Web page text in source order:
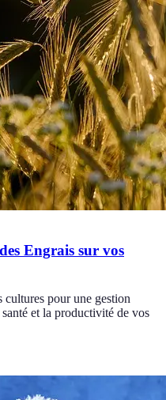
Engrais sur vos
pour une gestion
et la productivité de vos